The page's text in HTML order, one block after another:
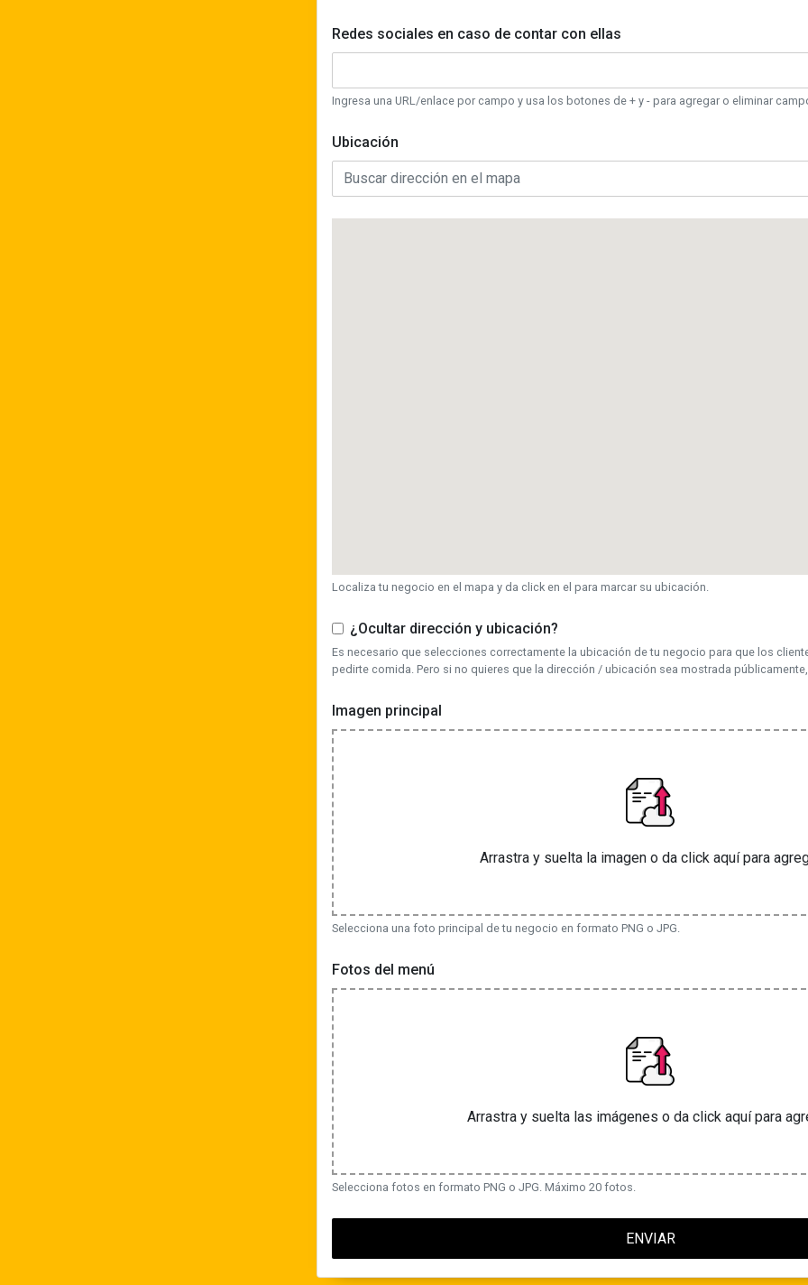
Redes sociales en caso de contar con ellas
Ingresa una URL/enlace por campo y usa los botones de + y - para agregar o eliminar
Ubicación
Localiza tu negocio en el mapa y da click en el para marcar su ubicación.
¿Ocultar dirección y ubicación?
Es necesario que selecciones correctamente la ubicación de tu negocio para que los
pedirte comida. Pero si no quieres que la dirección / ubicación sea mostrada
Imagen principal
Arrastra y suelta la imagen o da click aquí para
Selecciona una foto principal de tu negocio en formato PNG o JPG.
Fotos del menú
Arrastra y suelta las imágenes o da click aquí para
Selecciona fotos en formato PNG o JPG. Máximo 20 fotos.
ENVIAR